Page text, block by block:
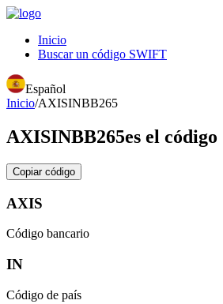
Inicio
Buscar un código SWIFT
Español
Inicio/AXISINBB265
AXISINBB265es el
Copiar código
AXIS
Código bancario
IN
Código de país